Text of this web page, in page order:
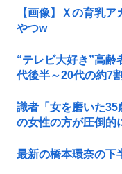
【画像】Ｘの育乳
やつw
“テレビ大好き”高
代後半～20代の約7
識者「女を磨いた35
の女性の方が圧倒
最新の橋本環奈の下